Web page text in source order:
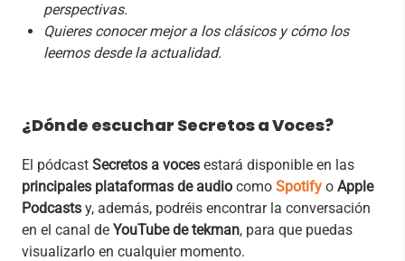
perspectivas.
Quieres conocer mejor a los clásicos y cómo los
leemos desde la actualidad.
¿Dónde escuchar Secretos a Voces?
El pódcast Secretos a voces estará disponible en las
principales plataformas de audio como Spotify o Apple
Podcasts y, además, podréis encontrar la conversación
en el canal de YouTube de tekman, para que puedas
visualizarlo en cualquier momento.